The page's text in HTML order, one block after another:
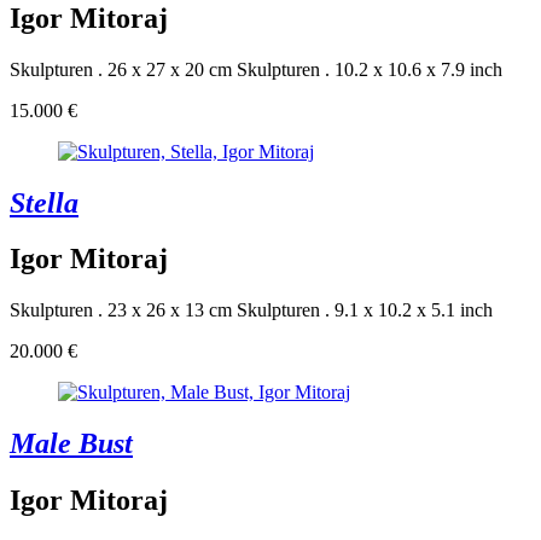
Igor Mitoraj
Skulpturen . 26 x 27 x 20 cm Skulpturen . 10.2 x 10.6 x 7.9 inch
15.000 €
Stella
Igor Mitoraj
Skulpturen . 23 x 26 x 13 cm Skulpturen . 9.1 x 10.2 x 5.1 inch
20.000 €
Male Bust
Igor Mitoraj